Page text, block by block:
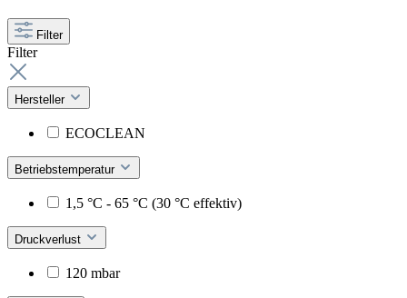
Filter
Filter
Hersteller
ECOCLEAN
Betriebstemperatur
1,5 °C - 65 °C (30 °C effektiv)
Druckverlust
120 mbar